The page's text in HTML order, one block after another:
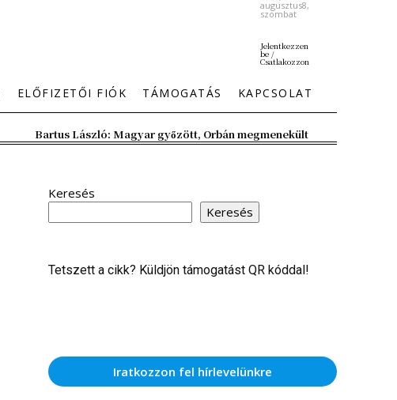
augusztus8,
szombat
Jelentkezzen
be /
Csatlakozzon
ELŐFIZETŐI FIÓK TÁMOGATÁS KAPCSOLAT
Bartus László: Magyar győzött, Orbán megmenekült
Keresés
Keresés
Tetszett a cikk? Küldjön támogatást QR kóddal!
Iratkozzon fel hírlevelünkre